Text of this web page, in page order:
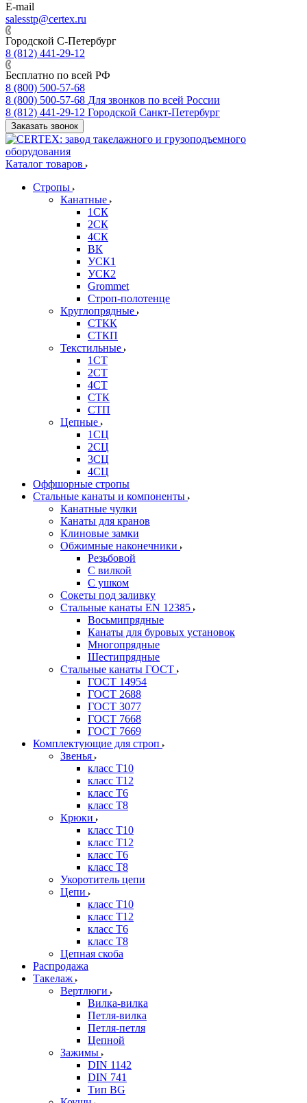
E-mail
salesstp@certex.ru
Городской С-Петербург
8 (812) 441-29-12
Бесплатно по всей РФ
8 (800) 500-57-68
8 (800) 500-57-68 Для звонков по всей России
8 (812) 441-29-12 Городской Санкт-Петербург
Заказать звонок
Каталог товаров
Стропы
Канатные
1СК
2СК
4СК
ВК
УСК1
УСК2
Grommet
Строп-полотенце
Круглопрядные
СТКК
СТКП
Текстильные
1СТ
2СТ
4СТ
СТК
СТП
Цепные
1СЦ
2СЦ
3СЦ
4СЦ
Оффшорные стропы
Стальные канаты и компоненты
Канатные чулки
Канаты для кранов
Клиновые замки
Обжимные наконечники
Резьбовой
С вилкой
С ушком
Сокеты под заливку
Стальные канаты EN 12385
Восьмипрядные
Канаты для буровых установок
Многопрядные
Шестипрядные
Стальные канаты ГОСТ
ГОСТ 14954
ГОСТ 2688
ГОСТ 3077
ГОСТ 7668
ГОСТ 7669
Комплектующие для строп
Звенья
класс Т10
класс Т12
класс Т6
класс Т8
Крюки
класс Т10
класс Т12
класс Т6
класс Т8
Укоротитель цепи
Цепи
класс Т10
класс Т12
класс Т6
класс Т8
Цепная скоба
Распродажа
Такелаж
Вертлюги
Вилка-вилка
Петля-вилка
Петля-петля
Цепной
Зажимы
DIN 1142
DIN 741
Тип BG